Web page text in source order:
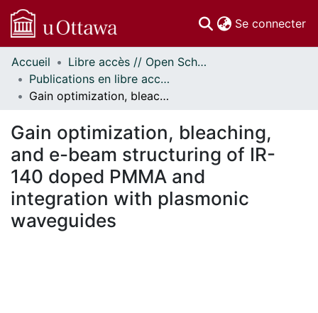
Se connecter
Communautés
et collections
Parcourir
À propos
Accueil
Libre accès // Open Scholarship
Publications en libre accès financées par uOttawa // uOttawa-Financed Open Access Publications
Gain optimization, bleaching, and e-beam structuring of IR-140 doped PMMA and integration with plasmonic waveguides
Gain optimization, bleaching,
and e-beam structuring of IR-
140 doped PMMA and
integration with plasmonic
waveguides